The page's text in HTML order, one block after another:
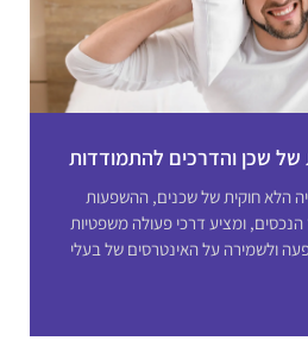
של שכן והדרכים להתמודדות
הלא חוקית של שכנים, ההשפעות
ומציע דרכי פעולה משפטיות
ולשמירה על האינטרסים של בעלי